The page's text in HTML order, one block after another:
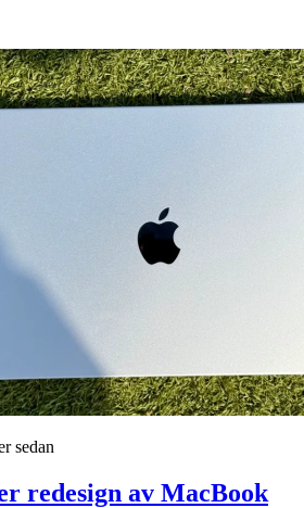
sedan
redesign av MacBook